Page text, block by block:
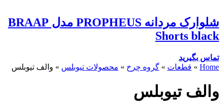
شلوارک مردانه PROPHEUS مدل BRAAP
Shorts black
تماس بگیرید
Home
» قطعات » گروه چرخ » محصولات تیوبلس » والف تیوبلس
والف تیوبلس